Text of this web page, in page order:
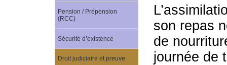
son repas
de
journée de
Pension / Prépension
(RCC)
Sécurité d’existence
Droit judiciaire et preuve